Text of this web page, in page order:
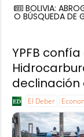
BOLIVIA:
O BÚSQUEDA DE
YPFB
declinación
El Deber